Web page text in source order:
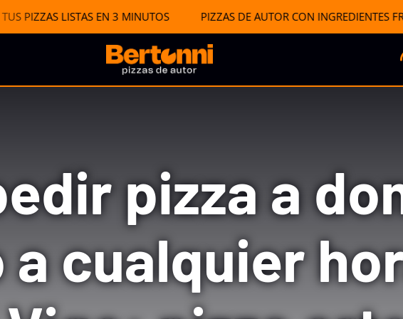
LISTAS EN 3 MINUTOS PIZZAS DE AUTOR CON INGREDIENTES
pizza a
a cualquier